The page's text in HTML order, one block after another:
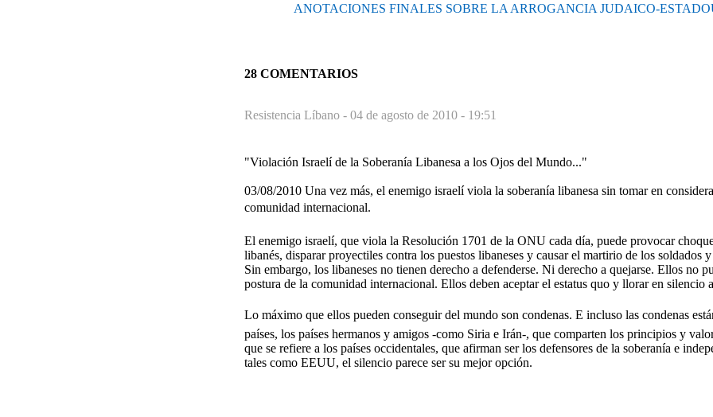
ANOTACIONES FINALES SOBRE LA ARROGANCIA JUDAICO-
28 COMENTARIOS
Resistencia Líbano - 04 de agosto de 2010 - 19:51
"Violación Israelí de la Soberanía Libanesa a los Ojos del Mundo..."
03/08/2010 Una vez más, el enemigo israelí viola la soberanía libanesa sin tomar en
comunidad internacional.
El enemigo israelí, que viola la Resolución 1701 de la ONU cada día, puede provocar
libanés, disparar proyectiles contra los puestos libaneses y causar el martirio de los soldados
Sin embargo, los libaneses no tienen derecho a defenderse. Ni derecho a quejarse. Ellos no
postura de la comunidad internacional. Ellos deben aceptar el estatus quo y llorar en silencio
Lo máximo que ellos pueden conseguir del mundo son condenas. E incluso las condenas
países, los países hermanos y amigos -como Siria e Irán-, que comparten los principios y
que se refiere a los países occidentales, que afirman ser los defensores de la soberanía e
tales como EEUU, el silencio parece ser su mejor opción.